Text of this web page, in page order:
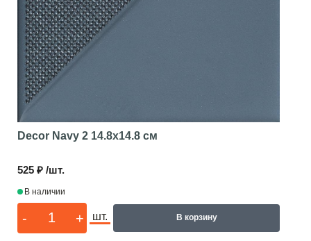
Decor Navy 2 14.8x14.8 см
525 ₽ /шт.
В наличии
- + шт. В корзину